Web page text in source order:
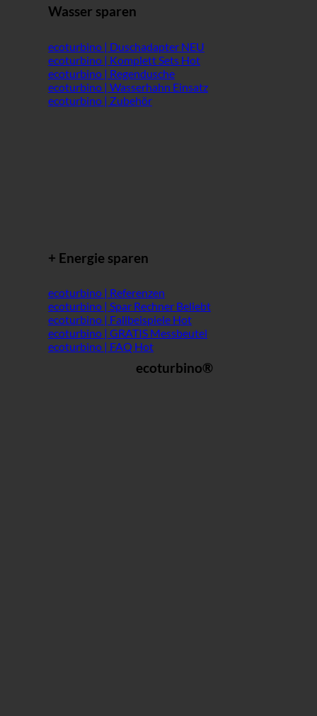
Wasser sparen
ecoturbino | Duschadapter
ecoturbino | Komplett Sets
ecoturbino | Regendusche
ecoturbino | Wasserhahn Einsatz
ecoturbino | Zubehör
+ Energie sparen
ecoturbino | Referenzen
ecoturbino | Spar Rechner
ecoturbino | Fallbeispiele
ecoturbino | GRATIS Messbeutel
ecoturbino | FAQ
ecoturbino®